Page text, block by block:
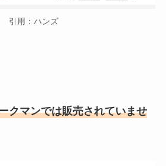
引用：ハンズ
クマンでは販売されていませ